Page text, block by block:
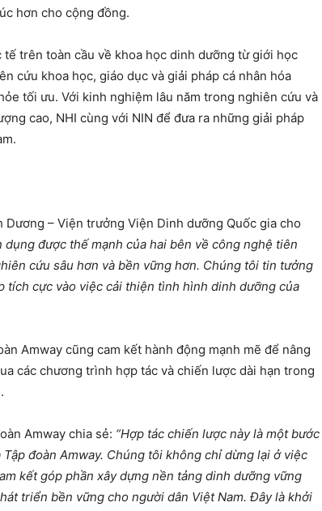
hơn cho cộng đồng.
trên toàn cầu về khoa học dinh dưỡng từ giới học
cứu khoa học, giáo dục và giải pháp cá nhân hóa
tối ưu. Với kinh nghiệm lâu năm trong nghiên cứu và
cao, NHI cùng với NIN để đưa ra những giải pháp
– Viện trưởng Viện Dinh dưỡng Quốc gia cho
dụng được thế mạnh của hai bên về công nghệ tiên
cứu sâu hơn và bền vững hơn. Chúng tôi tin tưởng
tích cực vào việc cải thiện tình hình dinh dưỡng của
Amway cũng cam kết hành động mạnh mẽ để nâng
các chương trình hợp tác và chiến lược dài hạn trong
Amway chia sẻ: “Hợp tác chiến lược này là một bước
đoàn Amway. Chúng tôi không chỉ dừng lại ở việc
kết góp phần xây dựng nền tảng dinh dưỡng vững
triển bền vững cho người dân Việt Nam. Đây là khởi